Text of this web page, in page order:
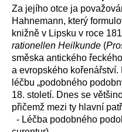
Za jejího otce ja
Hahnemann, který
knižně v Lipsku v roce
rationellen Heilkunde (
směska antického
a evropského kořenářství.
léčbu „podobného
18. století. Dnes se
přičemž mezi ty hlavní
- Léčba podobného